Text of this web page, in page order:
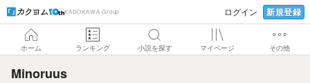
KADOKAWA Group ログイン 新規登録
ホーム ランキング 小説を探す マイページ その他
Minoruus